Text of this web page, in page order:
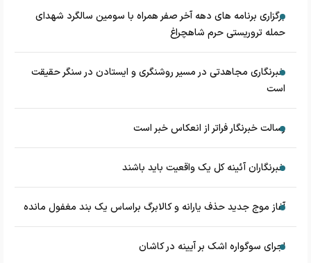
برگزاری برنامه های دهه آخر صفر همراه با سومین سالگرد شهدای
حمله تروریستی حرم شاهچراغ
خبرنگاری مجاهدتی در مسیر روشنگری و ایستادن در سنگر حقیقت
است
رسالت خبرنگار فراتر از انعکاس خبر است
خبرنگاران آئینه کل یک واقعیت باید باشند
آغاز موج جدید حذف یارانه و کالابرگ براساس یک بند مغفول مانده
اجرای سوگواره اشک بر آیینه در کاشان